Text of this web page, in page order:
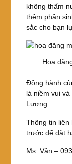
không thấm
thêm phần
sắc cho bạn
Hoa
Đồng hành
là niềm vui
Lương.
Thông tin liên
trước để đặt
Ms. Vân –